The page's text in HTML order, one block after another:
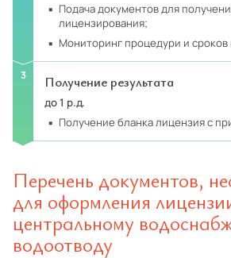
подача документов для получения лицензии в орган
лицензирования;
мониторинг процедури и
Получение результата
до 1 р.д.
получение бланка лицензия с
Перечень документов,
для оформления
центральному
водоотводу